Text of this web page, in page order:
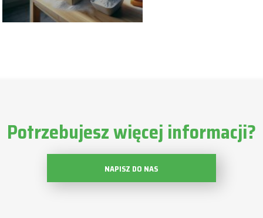
Potrzebujesz więcej informacji?
NAPISZ DO NAS